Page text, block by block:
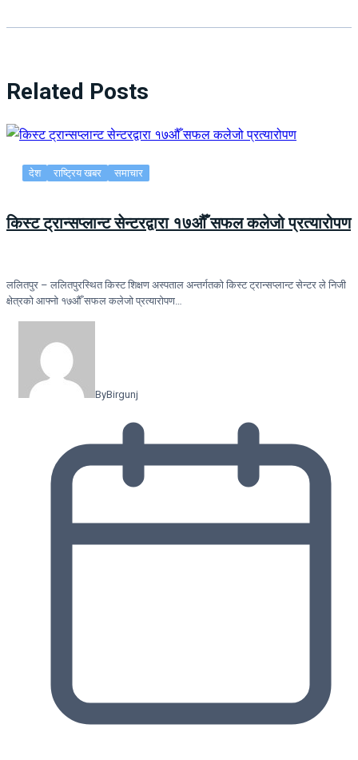
Related Posts
देश राष्ट्रिय खबर समाचार
किस्ट ट्रान्सप्लान्ट सेन्टरद्वारा १७औँ सफल कलेजो प्रत्यारोपण
ललितपुर – ललितपुरस्थित किस्ट शिक्षण अस्पताल अन्तर्गतको किस्ट ट्रान्सप्लान्ट सेन्टर ले निजी
क्षेत्रको आफ्नो १७औँ सफल कलेजो प्रत्यारोपण…
ByBirgunj